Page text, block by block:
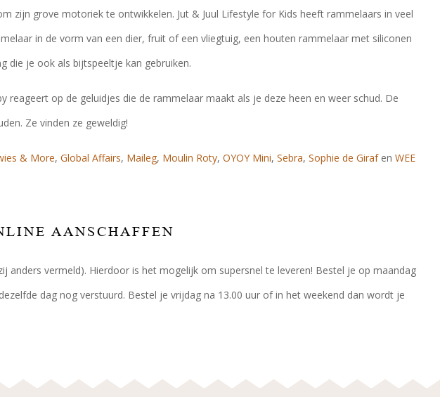
zijn grove motoriek te ontwikkelen. Jut & Juul Lifestyle for Kids heeft rammelaars in veel
in de vorm van een dier, fruit of een vliegtuig, een houten rammelaar met siliconen
die je ook als bijtspeeltje kan gebruiken.
reageert op de geluidjes die de rammelaar maakt als je deze heen en weer schud. De
Ze vinden ze geweldig!
& More, Global Affairs, Maileg, Moulin Roty, OYOY Mini, Sebra, Sophie de Girafen WEE
AANSCHAFFEN
anders vermeld). Hierdoor is het mogelijk om supersnel te leveren! Bestel je op maandag
dag nog verstuurd. Bestel je vrijdag na 13.00 uur of in het weekend dan wordt je